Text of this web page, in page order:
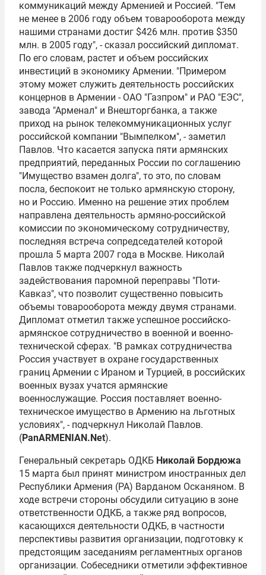
коммуникаций между Арменией и Россией. "Тем
не менее в 2006 году объем товарооборота между
нашими странами достиг $426 млн. против $350
млн. в 2005 году", - сказал российский дипломат.
По его словам, растет и объем российских
инвестиций в экономику Армении. "Примером
этому может служить деятельность российских
концернов в Армении - ОАО "Газпром" и РАО "ЕЭС",
завода "Арменал" и Внешторгбанка, а также
приход на рынок телекоммуникационных услуг
российской компании "Вымпелком", - заметил
Павлов. Что касается запуска пяти армянских
предприятий, переданных России по соглашению
"Имущество взамен долга", то это, по словам
посла, беспокоит не только армянскую сторону,
но и Россию. Именно на решение этих проблем
направлена деятельность армяно-российской
комиссии по экономическому сотрудничеству,
последняя встреча сопредседателей которой
прошла 5 марта 2007 года в Москве. Николай
Павлов также подчеркнул важность
задействования паромной переправы "Поти-
Кавказ", что позволит существенно повысить
объемы товарооборота между двумя странами.
Дипломат отметил также успешное российско-
армянское сотрудничество в военной и военно-
технической сферах. "В рамках сотрудничества
Россия участвует в охране государственных
границ Армении с Ираном и Турцией, в российских
военных вузах учатся армянские
военнослужащие. Россия поставляет военно-
техническое имущество в Армению на льготных
условиях", - подчеркнул Николай Павлов.
(PanARMENIAN.Net).
Генеральный секретарь ОДКБ Николай Бордюжа
15 марта был принят министром иностранных дел
Республики Армения (РА) Варданом Осканяном. В
ходе встречи стороны обсудили ситуацию в зоне
ответственности ОДКБ, а также ряд вопросов,
касающихся деятельности ОДКБ, в частности
перспективы развития организации, подготовку к
предстоящим заседаниям регламентных органов
организации. Собеседники отметили эффективное